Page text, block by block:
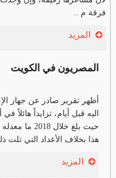
فرقة م ..
المزيد
المصريون في الكويت
أظهر تقرير صادر عن جهاز
اليه قبل أيام، تزايداً هائلاً
هذا بخلاف الأعداد التي تلت
المزيد